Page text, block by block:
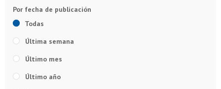
Todas
Última semana
Último mes
Último año